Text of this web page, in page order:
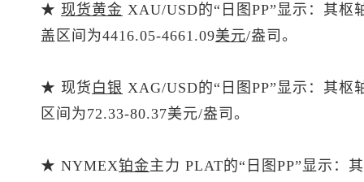
★ 现货黄金 XAU/USD的“日图PP”显示：其枢
盖区间为4416.05-4661.09美元/盎司。
★ 现货 白银 XAG/USD的“日图PP”显示：其
区间为72.33-80.37美元/盎司。
★ NYMEX铂金主力 PLAT的“日图PP”显示：